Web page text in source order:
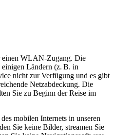
einen WLAN-Zugang. Die
Ländern (z. B. in
nicht zur Verfügung und es gibt
Netzabdeckung. Die
Sie zu Beginn der Reise im
mobilen Internets in unseren
Sie keine Bilder, streamen Sie